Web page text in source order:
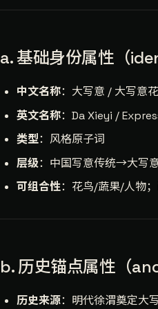
a. 基础身份属性（
中文名称：大写意 / 大写意
英文名称：Da Xieyi /
类型：风格原子词
层级：中国写意传统→大写
可组合性：花鸟/蔬果/人物
b. 历史锚点属性（
历史来源：明代徐渭奠定大